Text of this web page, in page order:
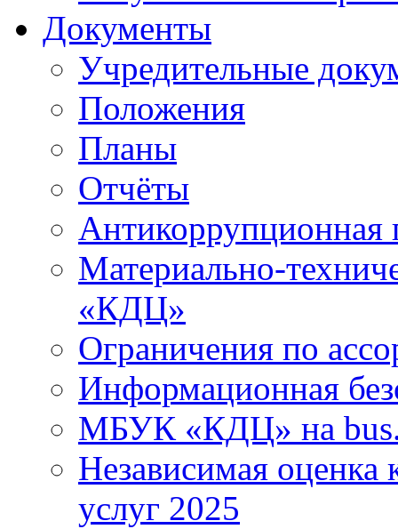
Документы
Учредительные
Положения
Планы
Отчёты
Антикоррупционная
Материально-
«КДЦ»
Ограничения по
Информационная
МБУК «КДЦ» на
Независимая оценка
услуг 2025